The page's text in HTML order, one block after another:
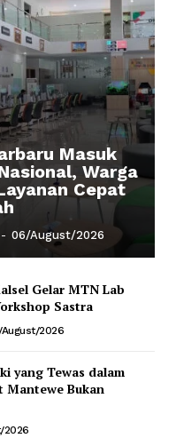
Masuk
Warga
Cepat
- 06/August/2026
Gelar MTN Lab
Sastra
2026
yang Tewas dalam
Mantewe Bukan
2026